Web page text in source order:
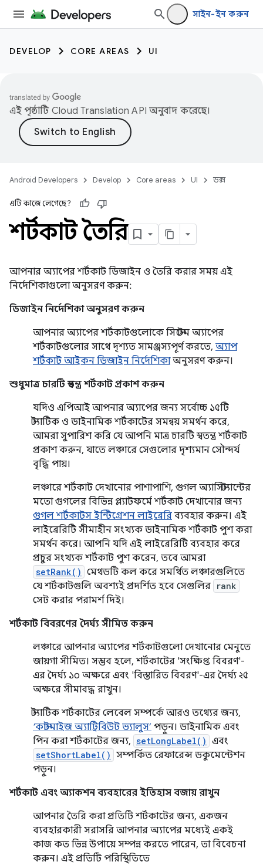
সাইন-ইন করুন
DEVELOP CORE AREAS UI
এই পৃষ্ঠাটি Cloud Translation API অনুবাদ করেছে।
Android Developers Develop Core areas UI ডক্স
এটি কাজে লেগেছে?
শর্টকাট তৈরি
আপনার অ্যাপের শর্টকাট ডিজাইন ও তৈরি করার সময় এই
নির্দেশিকাগুলো অনুসরণ করুন:
ডিজাইন নির্দেশিকা অনুসরণ করুন
আপনার অ্যাপের শর্টকাটগুলোকে সিস্টেম অ্যাপের
শর্টকাটগুলোর সাথে দৃশ্যত সামঞ্জস্যপূর্ণ করতে, অ্যাপ
শর্টকাট আইকন ডিজাইন নির্দেশিকাঅনুসরণ করুন।
শুধুমাত্র চারটি স্বতন্ত্র শর্টকাট প্রকাশ করুন
যদিও এপিআই আপনার অ্যাপের জন্য সর্বোচ্চ ১৫টি
স্ট্যাটিক ও ডাইনামিক শর্টকাটের সমন্বয় সমর্থন করে,
আমরা সুপারিশ করি যে আপনি মাত্র চারটি স্বতন্ত্র শর্টকাট
প্রকাশ করুন, যাতে লঞ্চারে সেগুলোর দৃশ্যমান সৌন্দর্য
বৃদ্ধি পায়।
লঞ্চারে শর্টকাট দেখানোর পাশাপাশি, গুগল অ্যাসিস্ট্যান্টের
মতো গুগলের বিভিন্ন প্ল্যাটফর্মে শর্টকাট দেখানোর জন্য
গুগল শর্টকাটস ইন্টিগ্রেশন লাইব্রেরি ব্যবহার করুন। এই
লাইব্রেরিটি সীমাহীন সংখ্যক ডাইনামিক শর্টকাট পুশ করা
সমর্থন করে। আপনি যদি এই লাইব্রেরিটি ব্যবহার করে
প্রচুর সংখ্যক শর্টকাট পুশ করেন, তবে আমরা
setRank() মেথডটি কল করে সমর্থিত লঞ্চারগুলিতে
যে শর্টকাটগুলি অবশ্যই প্রদর্শিত হবে সেগুলির rank
সেট করার পরামর্শ দিই।
শর্টকাট বিবরণের দৈর্ঘ্য সীমিত করুন
লঞ্চারে আপনার অ্যাপের শর্টকাটগুলো দেখানোর মেনুতে
জায়গা সীমিত। সম্ভব হলে, শর্টকাটের 'সংক্ষিপ্ত বিবরণ'-
এর দৈর্ঘ্য ১০ অক্ষরে এবং 'বিস্তারিত বিবরণ'-এর দৈর্ঘ্য ২৫
অক্ষরে সীমাবদ্ধ রাখুন।
স্ট্যাটিক শর্টকাটের লেবেল সম্পর্কে আরও তথ্যের জন্য,
‘কাস্টমাইজ অ্যাট্রিবিউট ভ্যালুস’ পড়ুন। ডাইনামিক এবং
পিন করা শর্টকাটের জন্য, setLongLabel() এবং
setShortLabel() সম্পর্কিত রেফারেন্স ডকুমেন্টেশন
পড়ুন।
শর্টকাট এবং অ্যাকশন ব্যবহারের ইতিহাস বজায় রাখুন
আপনার তৈরি করা প্রতিটি শর্টকাটের জন্য, একজন
ব্যবহারকারী সরাসরি আপনার অ্যাপের মধ্যেই একই
কাজ কত ভিন্ন উপায়ে সম্পন্ন করতে পারেন, তা বিবেচনা
করুন। এই প্রতিটি পরিস্থিতিতে